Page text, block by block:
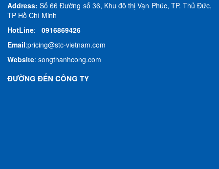
Address:Số 66 Đường số 36, Khu đô thị Vạn Phúc, TP. Thủ Đức,
TP Hồ Chí Minh
HotLine: 0916869426
Email:pricing@stc-vietnam.com
Website: songthanhcong.com
ĐƯỜNG ĐẾN CÔNG TY